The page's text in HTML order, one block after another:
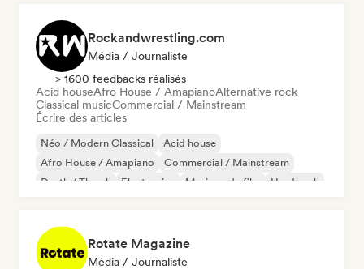
Rockandwrestling.com
Média / Journaliste
> 1600 feedbacks réalisés
Acid houseAfro House / AmapianoAlternative rock
Classical musicCommercial / Mainstream
Écrire des articles
Néo / Modern Classical
Acid house
Afro House / Amapiano
Commercial / Mainstream
Death / Thrash
Electronica Musique de film Hard rock
Rotate Magazine
Média / Journaliste